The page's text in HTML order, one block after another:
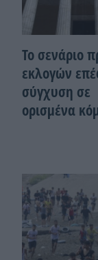
Το σενάριο
εκλογών
σύγχυση σε
ορισμένα